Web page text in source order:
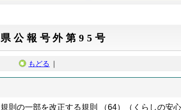
公報号外第95号
もどる ｜
則の一部を改正する規則 （64）（くらしの安心